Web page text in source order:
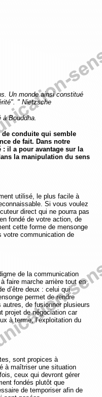
Un monde ainsi constitué
" Nietzsche
Bouddha.
conduite qui semble
de fait. Dans notre
: il a pour avantage sur la
la manipulation du sens
utilisé, le plus facile à
Si vous voulez
direct qui ne pourra pas
fondé de votre action, de
cette forme de mensonge
votre communication de
de la communication
faire marche arrière tout en
d’être deux : celui qui
permet de rendre
de fusionner plusieurs
projet de négociation car
à terme, l’exploitation du
sont propices à
à maîtriser une situation
ceux qui devront gérer
fondés plutôt que
de temporiser afin de